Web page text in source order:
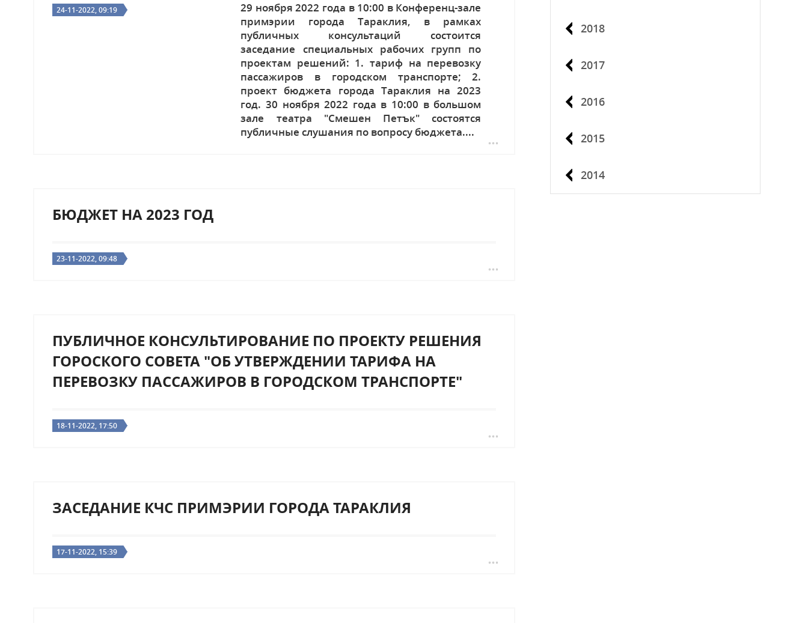
2018
2017
2016
2015
2014
24-11-2022, 09:19
29 ноября 2022 года в 10:00 в Конференц-зале
примэрии города Тараклия, в рамках
публичных консультаций состоится
заседание специальных рабочих групп по
проектам решений: 1. тариф на перевозку
пассажиров в городском транспорте; 2.
проект бюджета города Тараклия на 2023
год. 30 ноября 2022 года в 10:00 в большом
зале театра "Смешен Петък" состоятся
публичные слушания по вопросу бюджета....
БЮДЖЕТ НА 2023 ГОД
23-11-2022, 09:48
ПУБЛИЧНОЕ КОНСУЛЬТИРОВАНИЕ ПО ПРОЕКТУ РЕШЕНИЯ
ГОРОСКОГО СОВЕТА "ОБ УТВЕРЖДЕНИИ ТАРИФА НА
ПЕРЕВОЗКУ ПАССАЖИРОВ В ГОРОДСКОМ ТРАНСПОРТЕ"
18-11-2022, 17:50
ЗАСЕДАНИЕ КЧС ПРИМЭРИИ ГОРОДА ТАРАКЛИЯ
17-11-2022, 15:39